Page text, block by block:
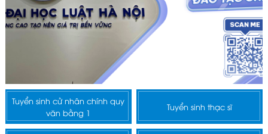
Tuyển sinh cử nhân chính quy
văn bằng 1
Tuyển sinh thạc sĩ